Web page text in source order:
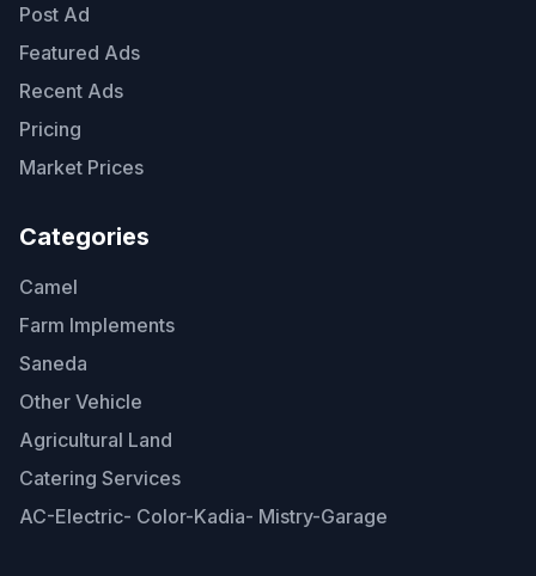
Post Ad
Featured Ads
Recent Ads
Pricing
Market Prices
Categories
Camel
Farm Implements
Saneda
Other Vehicle
Agricultural Land
Catering Services
AC-Electric- Color-Kadia- Mistry-Garage